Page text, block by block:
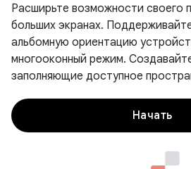
Расширьте возможности своего
больших экранах.
альбомную ориентацию
многооконный режим.
заполняющие доступное
Начать